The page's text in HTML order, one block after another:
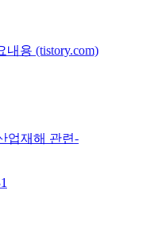
내용 (tistory.com)
업재해 관련-